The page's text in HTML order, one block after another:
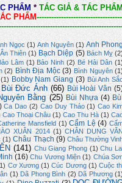
PHẨM * TÁC GIẢ & TÁC
PHẨM-----------------------------------
Ngọc (1) Anh Nguyên (1) Anh
Ân Thiên (1) Bạch Diệp (5) Bách Mỵ
Lâm (1) Bảo Ninh (2) Bé Hải Dân
(2) Bình Địa Mộc (3) Bình Nguyên
(1) Bobby Nam Giang (3) Bùi Anh
Bùi Đức Ánh (66) Bùi Hoài Vân
Bằng (25) Bùi Nhựa (4)
Ca Dao (2) Cao Duy Thảo (1) Cao
Cao Thoại Châu (1) Cao Thu Hà (1)
Mansfield (1) Cẩm Lệ (4)
XUÂN 2014 (1) CHÂN DUNG
(1) Châu Thạch (9) Châu Thường
(141) Chu Giang Phong (1) Chu
(16) Chu Vương Miện (1) Chúa
Cơ Xương (1) Cúc Dương (1) Cuộc
(1) Dã Phong Bình (2) Dã Phương